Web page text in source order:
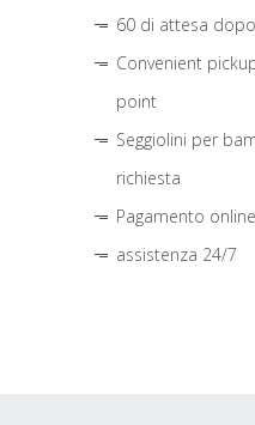
60 di attesa
Convenient
point
Seggiolini per
richiesta
Pagamento
assistenza 24/7